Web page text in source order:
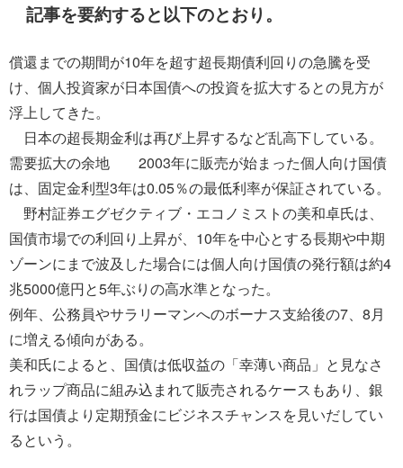
記事を要約すると以下のとおり。
償還までの期間が10年を超す超長期債利回りの急騰を受
け、個人投資家が日本国債への投資を拡大するとの見方が
浮上してきた。
日本の超長期金利は再び上昇するなど乱高下している。
需要拡大の余地 2003年に販売が始まった個人向け国債
は、固定金利型3年は0.05％の最低利率が保証されている。
野村証券エグゼクティブ・エコノミストの美和卓氏は、
国債市場での利回り上昇が、10年を中心とする長期や中期
ゾーンにまで波及した場合には個人向け国債の発行額は約4
兆5000億円と5年ぶりの高水準となった。
例年、公務員やサラリーマンへのボーナス支給後の7、8月
に増える傾向がある。
美和氏によると、国債は低収益の「幸薄い商品」と見なさ
れラップ商品に組み込まれて販売されるケースもあり、銀
行は国債より定期預金にビジネスチャンスを見いだしてい
るという。